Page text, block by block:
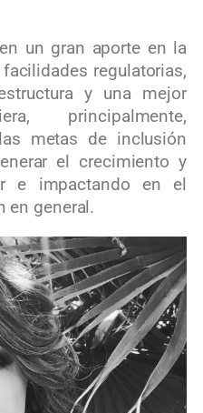
un gran aporte en la
regulatorias,
y una mejor
principalmente,
metas de inclusión
el crecimiento y
e impactando en el
en general.